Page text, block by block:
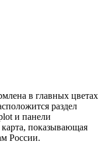
в главных цветах
раздел
и панели
показывающая
России.